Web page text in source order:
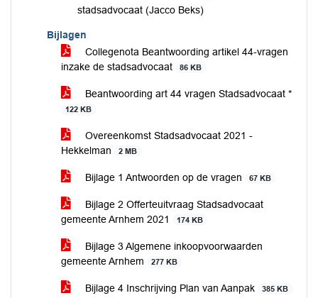
stadsadvocaat (Jacco Beks)
Bijlagen
Collegenota Beantwoording artikel 44-vragen
inzake de stadsadvocaat
86 KB
Beantwoording art 44 vragen Stadsadvocaat *
122 KB
Overeenkomst Stadsadvocaat 2021 -
Hekkelman
2 MB
Bijlage 1 Antwoorden op de vragen 67 KB
Bijlage 2 Offerteuitvraag Stadsadvocaat
gemeente Arnhem 2021
174 KB
Bijlage 3 Algemene inkoopvoorwaarden
gemeente Arnhem
277 KB
Bijlage 4 Inschrijving Plan van Aanpak 385 KB